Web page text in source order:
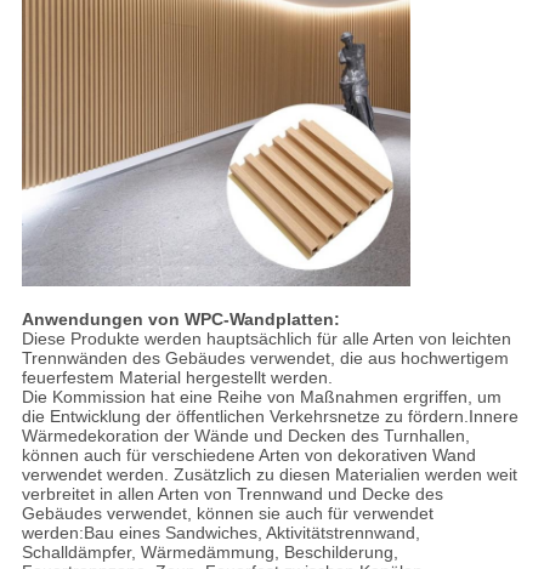
Anwendungen von WPC-Wandplatten:
Diese Produkte werden hauptsächlich für alle Arten von leichten
Trennwänden des Gebäudes verwendet, die aus hochwertigem
feuerfestem Material hergestellt werden.
Die Kommission hat eine Reihe von Maßnahmen ergriffen, um
die Entwicklung der öffentlichen Verkehrsnetze zu fördern.Innere
Wärmedekoration der Wände und Decken des Turnhallen,
können auch für verschiedene Arten von dekorativen Wand
verwendet werden. Zusätzlich zu diesen Materialien werden weit
verbreitet in allen Arten von Trennwand und Decke des
Gebäudes verwendet, können sie auch für verwendet
werden:Bau eines Sandwiches, Aktivitätstrennwand,
Schalldämpfer, Wärmedämmung, Beschilderung,